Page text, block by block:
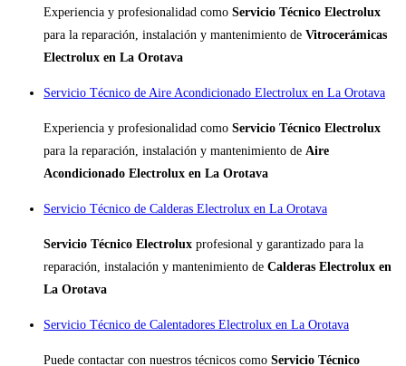
Experiencia y profesionalidad como Servicio Técnico Electrolux
para la reparación, instalación y mantenimiento de Vitrocerámicas
Electrolux en La Orotava
Servicio Técnico de Aire Acondicionado Electrolux en La Orotava
Experiencia y profesionalidad como Servicio Técnico Electrolux
para la reparación, instalación y mantenimiento de Aire
Acondicionado Electrolux en La Orotava
Servicio Técnico de Calderas Electrolux en La Orotava
Servicio Técnico Electrolux profesional y garantizado para la
reparación, instalación y mantenimiento de Calderas Electrolux en
La Orotava
Servicio Técnico de Calentadores Electrolux en La Orotava
Puede contactar con nuestros técnicos como Servicio Técnico